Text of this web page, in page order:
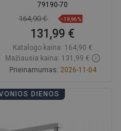
79190-70
164,90 € −19,96%
131,99 €
Katalogo kaina: 164,90 €
Mažiausia kaina: 131,99 €
Prieinamumas: 2026-11-04
Į krepšelį
DIENOS